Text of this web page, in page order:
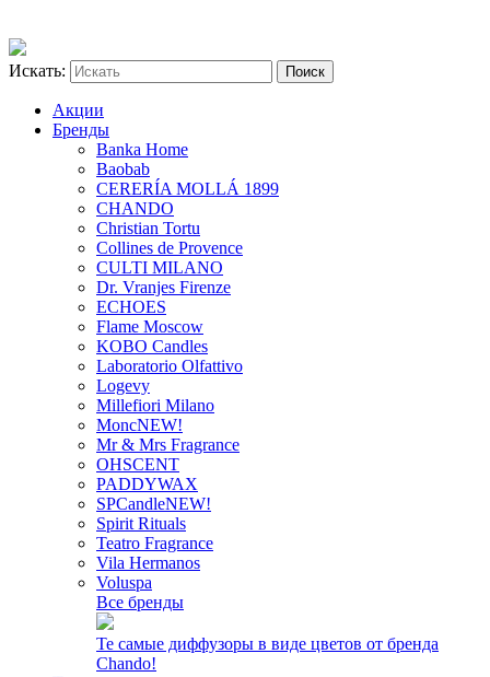
Искать:
Акции
Бренды
Banka Home
Baobab
CERERÍA MOLLÁ 1899
CHANDO
Christian Tortu
Collines de Provence
CULTI MILANO
Dr. Vranjes Firenze
ECHOES
Flame Moscow
KOBO Candles
Laboratorio Olfattivo
Logevy
Millefiori Milano
MoncNEW!
Mr & Mrs Fragrance
OHSCENT
PADDYWAX
SPCandleNEW!
Spirit Rituals
Teatro Fragrance
Vila Hermanos
Voluspa
Все бренды
Те самые диффузоры в виде цветов от бренда
Chando!